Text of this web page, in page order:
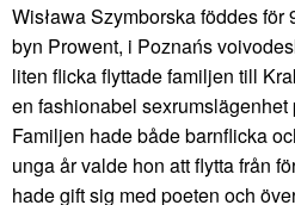
Wisława Szymborska föddes
byn Prowent, i Poznańs
liten flicka flyttade familjen till
en fashionabel sexrumslägenhet
Familjen hade både barnflicka
unga år valde hon att flytta från
hade gift sig med poeten och